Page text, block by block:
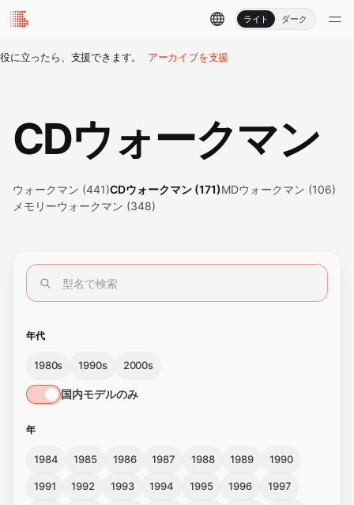
ライト ダーク
役に立ったら、支援できます。 アーカイブを支援
CDウォークマン
ウォークマン (441)CDウォークマン (171)MDウォークマン (106)
メモリーウォークマン (348)
年代
1980s 1990s 2000s
国内モデルのみ
年
1984 1985 1986 1987 1988 1989 1990
1991 1992 1993 1994 1995 1996 1997